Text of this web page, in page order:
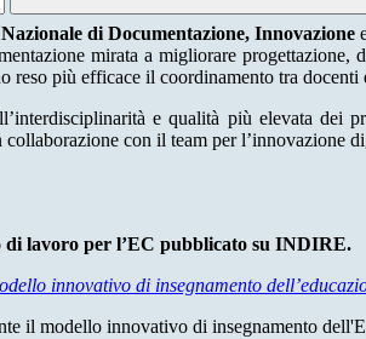
di Documentazione, Innovazione
mirata a migliorare
più efficace il coordinamento tra docenti
e qualità più elevata
collaborazione con il team per l’innovazione
lavoro per l’EC pubblicato su INDIRE.
innovativo di insegnamento
il modello innovativo di insegnamento